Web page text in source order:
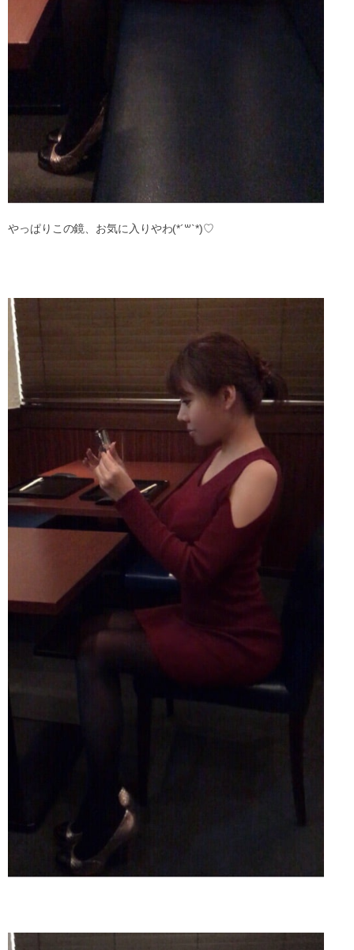
やっぱりこの鏡、お気に入りやわ(*´꒳`*)♡